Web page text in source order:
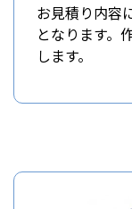
お見積り内容
となります。
します。